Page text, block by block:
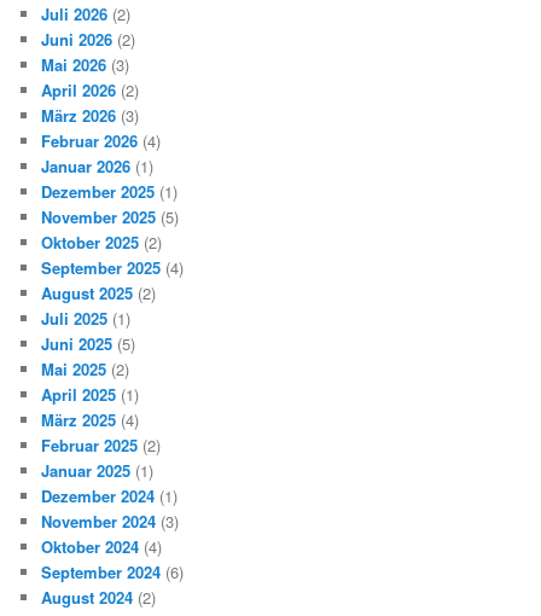
Juli 2026 (2)
Juni 2026 (2)
Mai 2026 (3)
April 2026 (2)
März 2026 (3)
Februar 2026 (4)
Januar 2026 (1)
Dezember 2025 (1)
November 2025 (5)
Oktober 2025 (2)
September 2025 (4)
August 2025 (2)
Juli 2025 (1)
Juni 2025 (5)
Mai 2025 (2)
April 2025 (1)
März 2025 (4)
Februar 2025 (2)
Januar 2025 (1)
Dezember 2024 (1)
November 2024 (3)
Oktober 2024 (4)
September 2024 (6)
August 2024 (2)